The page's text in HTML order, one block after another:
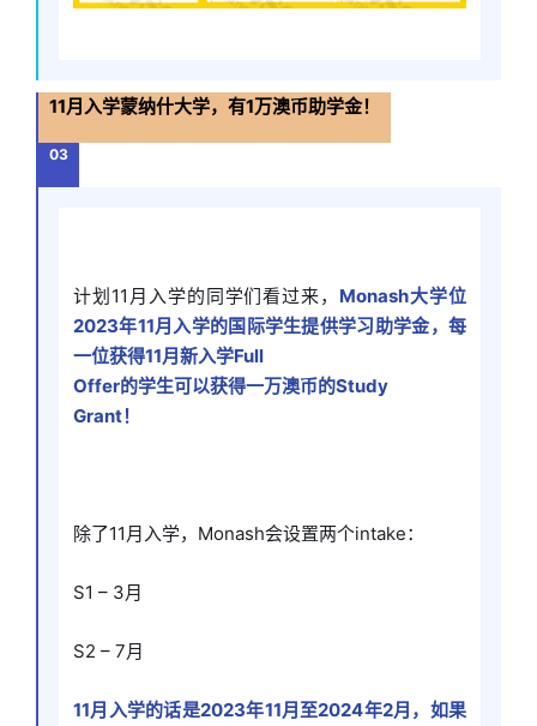
11月入学蒙纳什大学，有1万澳币助学金！
03
计划11月入学的同学们看过来， Monash大学位
2023年11月入学的国际学生提供学习助学金，每
一位获得11月新入学Full
Offer的学生可以获得一万澳币的Study
Grant！
除了11月入学，Monash会设置两个intake：
S1 – 3月
S2 – 7月
11月入学的话是2023年11月至2024年2月，如果